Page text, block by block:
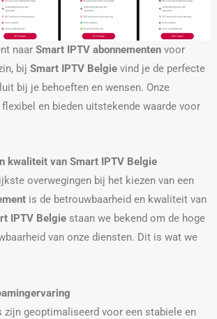
naar Smart IPTV abonnementen voor
bij Smart IPTV Belgie vind je de perfecte
bij je behoeften en wensen. Onze
en bieden uitstekende waarde voor
kwaliteit van Smart IPTV Belgie
overwegingen bij het kiezen van een
is de betrouwbaarheid en kwaliteit van
IPTV Belgie staan we bekend om de hoge
van onze diensten. Dit is wat we
zijn geoptimaliseerd voor een stabiele en